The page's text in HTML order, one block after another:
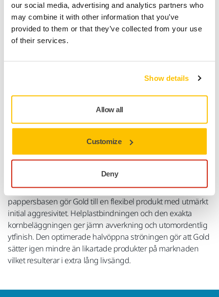
our social media, advertising and analytics partners who
may combine it with other information that you’ve
provided to them or that they’ve collected from your use
of their services.
Show details
Allow all
Customize
Deny
Fri frakt över 599 kr inkl. moms
Säker betalning med kort
Spåra paket
Teknisk specifikation
för slipning i höga hastigheter. Gold ger ett perfekt
slutresultat på många olika material. Den latexbestrukna
pappersbasen gör Gold till en flexibel produkt med utmärkt
initial aggresivitet. Helplastbindningen och den exakta
kornbeläggningen ger jämn avverkning och utomordentlig
ytfinish. Den optimerade halvöppna ströningen gör att Gold
sätter igen mindre än likartade produkter på marknaden
vilket resulterar i extra lång livsängd.